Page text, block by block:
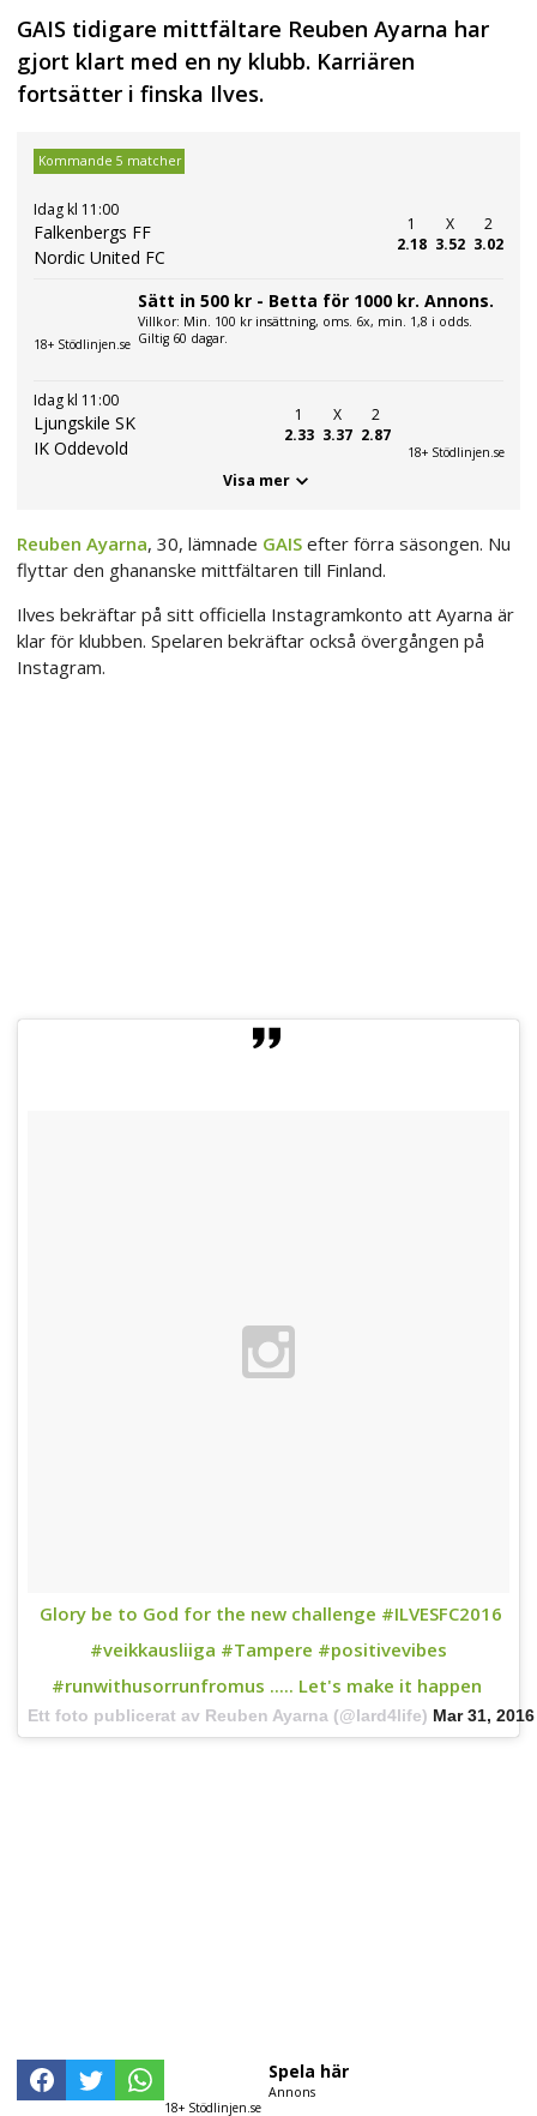
GAIS tidigare mittfältare Reuben Ayarna har
gjort klart med en ny klubb. Karriären
fortsätter i finska Ilves.
Kommande 5 matcher
Idag kl 11:00
Falkenbergs FF
Nordic United FC
1
2.18
X
3.52
2
3.02
18+ Stödlinjen.se
Sätt in 500 kr - Betta för 1000 kr. Annons.
Villkor: Min. 100 kr insättning, oms. 6x, min. 1,8 i odds.
Giltig 60 dagar.
Idag kl 11:00
Ljungskile SK
IK Oddevold
1
2.33
X
3.37
2
2.87
18+ Stödlinjen.se
Visa mer
Reuben Ayarna, 30, lämnade GAIS efter förra säsongen. Nu
flyttar den ghananske mittfältaren till Finland.
Ilves bekräftar på sitt officiella Instagramkonto att Ayarna är
klar för klubben. Spelaren bekräftar också övergången på
Instagram.
Glory be to God for the new challenge #ILVESFC2016
#veikkausliiga #Tampere #positivevibes
#runwithusorrunfromus ..... Let's make it happen
Ett foto publicerat av Reuben Ayarna (@lard4life) Mar 31,
18+ Stödlinjen.se
Spela här
Annons